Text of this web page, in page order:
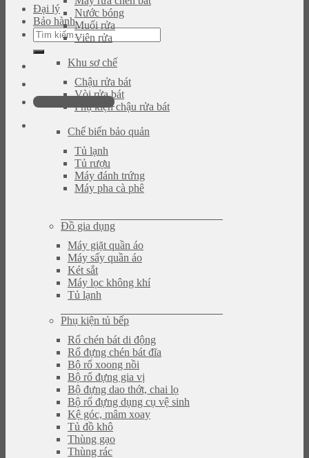
Đại lý
Bảo hành
Tìm
kiếm:
0946.480.580
Nước bóng
Muối rửa
Viên rửa
Khu sơ chế
Chậu rửa bát
Vòi rửa bát
Phụ kiện chậu rửa bát
Chế biến bảo quản
Tủ lạnh
Tủ rượu
Máy đánh trứng
Máy pha cà phê
Đồ gia dụng
Máy giặt quần áo
Máy sấy quần áo
Két sắt
Máy lọc không khí
Tủ lạnh
Phụ kiện tủ bếp
Rổ chén bát di động
Rổ đựng chén bát đĩa
Bộ rổ xoong nồi
Bộ rổ đựng gia vị
Bộ đựng dao thớt, chai lọ
Bộ rổ đựng dụng cụ vệ sinh
Kệ góc, mâm xoay
Tủ đồ khô
Thùng gạo
Thùng rác